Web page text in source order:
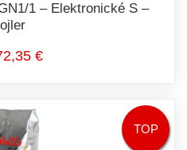
1 – Elektronické S –
€
TOP